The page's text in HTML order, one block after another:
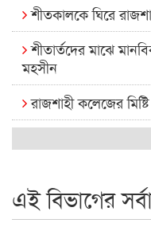
শীতকালকে ঘিরে
শীতার্তদের মাঝে
মহসীন
রাজশাহী কলেজের
কেমন আছে আমাদের
রাজশাইন একাডেমির
এই বিভাগের